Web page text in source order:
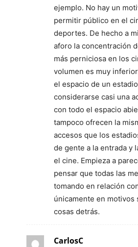
ejemplo. No hay un
permitir público en el
deportes. De hecho a
aforo la concentración
más perniciosa en los
volumen es muy
el espacio de un
considerarse casi una
con todo el espacio
tampoco ofrecen la
accesos que los
de gente a la entrada y
el cine. Empieza a
pensar que todas las
tomando en relación
únicamente en motivos
cosas detrás.
CarlosC